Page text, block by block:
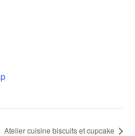
Atelier cuisine biscuits et cupcake